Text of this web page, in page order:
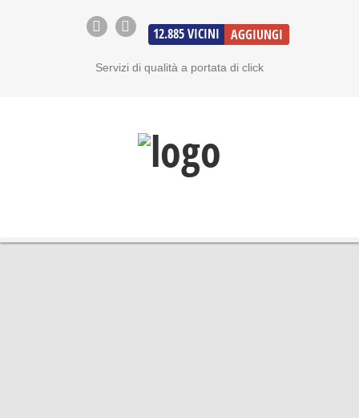
12.885 VICINI AGGIUNGI
Servizi di qualità a portata di click